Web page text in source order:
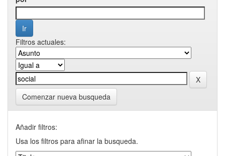
Filtros actuales:
Comenzar nueva busqueda
Añadir filtros:
Usa los filtros para afinar la busqueda.